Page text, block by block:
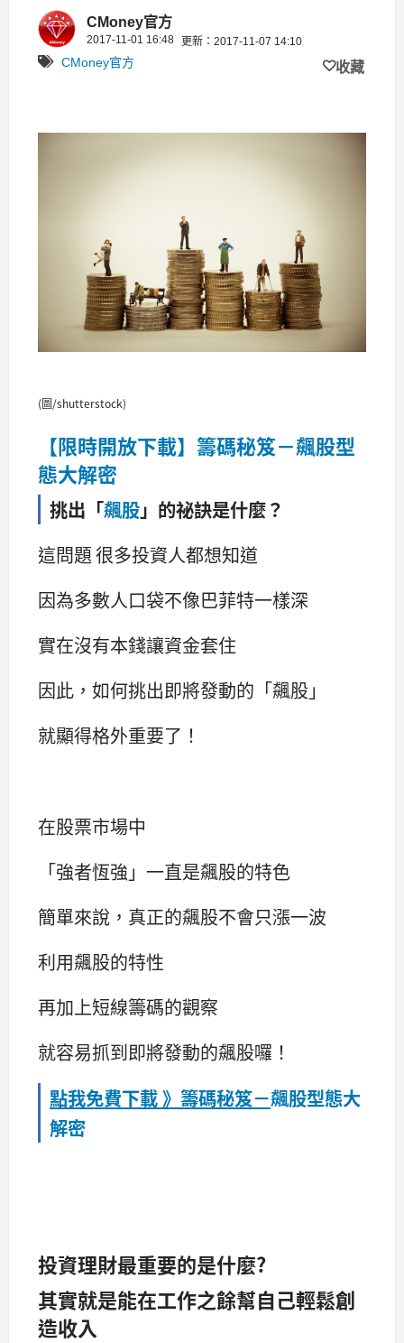
(附飆股電子書下載)
CMoney官方
2017-11-01 16:48 更新：2017-11-07 14:10
CMoney官方 收藏
(圖/shutterstock)
【限時開放下載】籌碼秘笈－飆股型
態大解密
挑出「飆股」的祕訣是什麼？
這問題 很多投資人都想知道
因為多數人口袋不像巴菲特一樣深
實在沒有本錢讓資金套住
因此，如何挑出即將發動的「飆股」
就顯得格外重要了！
在股票市場中
「強者恆強」一直是飆股的特色
簡單來說，真正的飆股不會只漲一波
利用飆股的特性
再加上短線籌碼的觀察
就容易抓到即將發動的飆股囉！
點我免費下載 》 籌碼秘笈－飆股型態大
解密
投資理財最重要的是什麼?
其實就是能在工作之餘幫自己輕鬆創
造收入